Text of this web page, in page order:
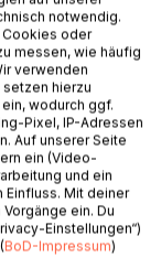
Szene an
evoziert.
Zeitung, Kassel)
der belgischen
höchst
Anzeiger,
Jan Turovski in
notwendig.
Cookies oder
messen, wie häufig
verwenden
hierzu
wodurch ggf.
Pixel, IP-Adressen
Auf unserer Seite
ein (Video-
und ein
Einfluss. Mit deiner
ein. Du
Einstellungen“)
BoD-Impressum)